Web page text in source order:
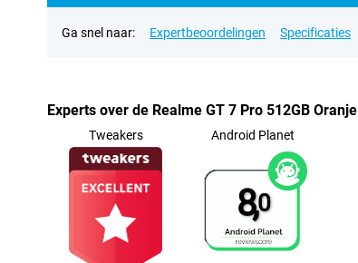
Ga snel naar: Expertbeoordelingen Specificaties
Experts over de Realme GT 7 Pro 512GB Oranje
Tweakers Android Planet
8,0